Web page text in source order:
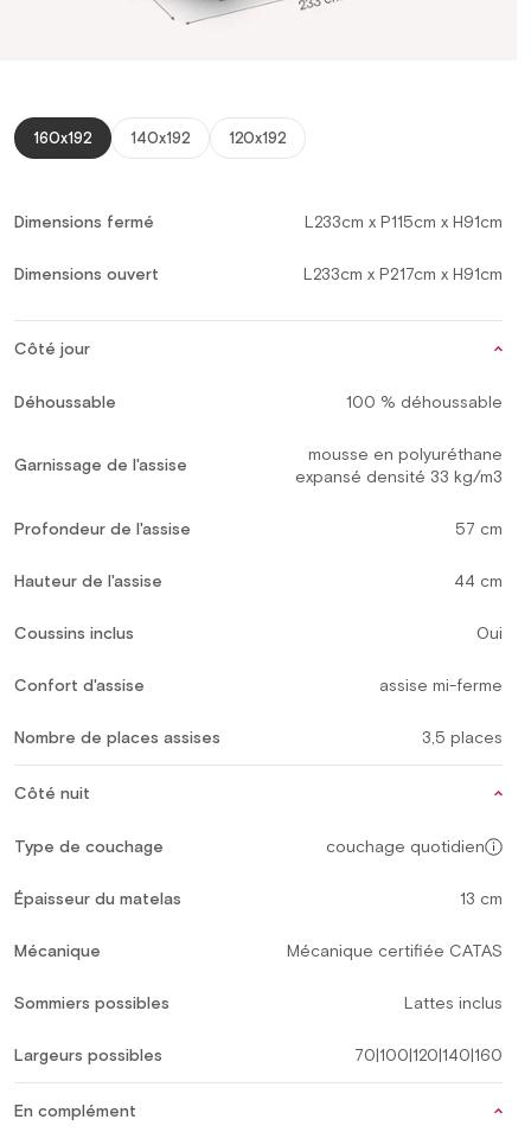
160x192 140x192 120x192
Dimensions fermé L233cm x P115cm x H91cm
Dimensions ouvert L233cm x P217cm x H91cm
Côté jour
Déhoussable 100 % déhoussable
Garnissage de l'assise
mousse en polyuréthane
expansé densité 33 kg/m3
Profondeur de l'assise 57 cm
Hauteur de l'assise 44 cm
Coussins inclus Oui
Confort d'assise assise mi-ferme
Nombre de places assises 3,5 places
Côté nuit
Type de couchage couchage quotidien
Épaisseur du matelas 13 cm
Mécanique Mécanique certifiée CATAS
Sommiers possibles Lattes inclus
Largeurs possibles 70|100|120|140|160
En complément